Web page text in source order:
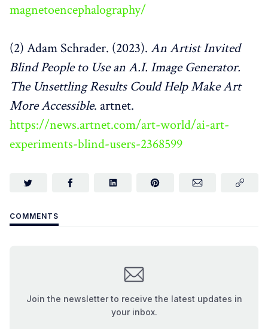
magnetoencephalography/
(2) Adam Schrader. (2023). An Artist Invited
Blind People to Use an A.I. Image Generator.
The Unsettling Results Could Help Make Art
More Accessible. artnet.
https://news.artnet.com/art-world/ai-art-
experiments-blind-users-2368599
COMMENTS
Join the newsletter to receive the latest updates in
your inbox.